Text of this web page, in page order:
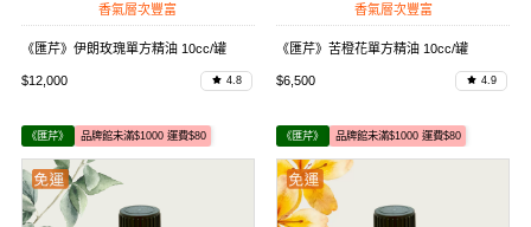
香氣層次豐富
《匯芹》伊朗玫瑰單方精油 10cc/罐
$12,000 4.8
香氣層次豐富
《匯芹》苦橙花單方精油 10cc/罐
$6,500 4.9
《匯芹》 品牌館未滿$1000 運費$80 《匯芹》 品牌館未滿$1000 運費$80